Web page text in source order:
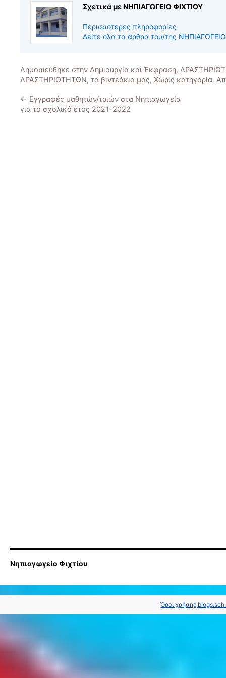
Σχετικά με ΝΗΠΙΑΓΩΓΕΙΟ ΦΙΧΤΙΟΥ
Περισσότερες πληροφορίες
Δείτε όλα τα άρθρα του/της
Δημοσιεύθηκε στην Δημιουργία και Έκφραση,
ΔΡΑΣΤΗΡΙΟΤΗΤΩΝ, τα βιντεάκια μας, Χωρίς κατηγορία.
← Eγγραφές μαθητών/τριών στα Νηπιαγωγεία
για το σχολικό έτος 2021-2022
Νηπιαγωγείο Φιχτίου
Όροι χρήσης